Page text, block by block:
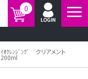
0
ｲｵｸﾚﾝｼﾞﾝｸﾞ クリアメント
200ml